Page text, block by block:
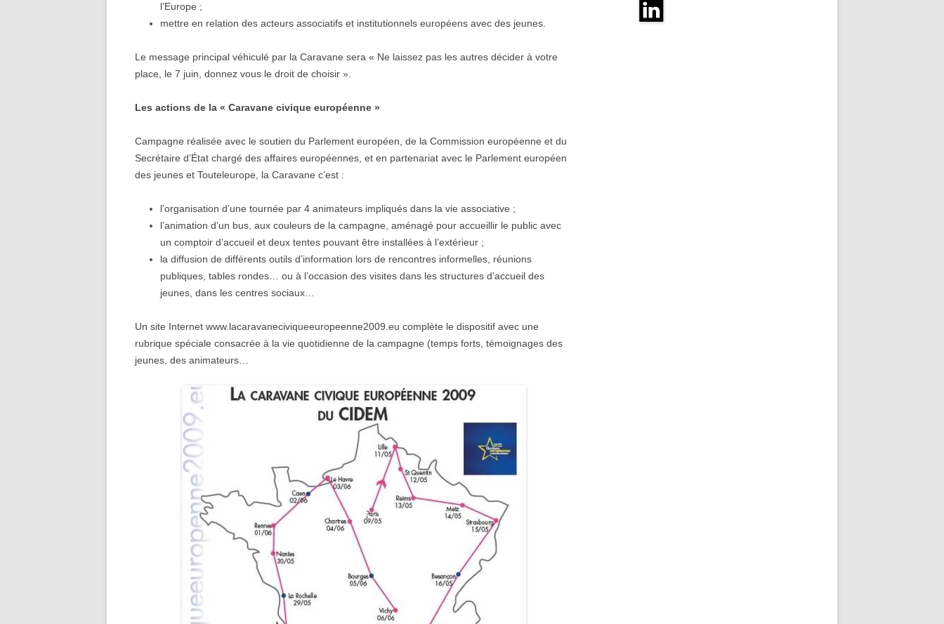
l’Europe ;
mettre en relation des acteurs associatifs et institutionnels européens avec des jeunes.
Le message principal véhiculé par la Caravane sera « Ne laissez pas les autres décider à votre
place, le 7 juin, donnez vous le droit de choisir ».
Les actions de la « Caravane civique européenne »
Campagne réalisée avec le soutien du Parlement européen, de la Commission européenne et du
Secrétaire d’État chargé des affaires européennes, et en partenariat avec le Parlement européen
des jeunes et Touteleurope, la Caravane c’est :
l’organisation d’une tournée par 4 animateurs impliqués dans la vie associative ;
l’animation d’un bus, aux couleurs de la campagne, aménagé pour accueillir le public avec
un comptoir d’accueil et deux tentes pouvant être installées à l’extérieur ;
la diffusion de différents outils d’information lors de rencontres informelles, réunions
publiques, tables rondes… ou à l’occasion des visites dans les structures d’accueil des
jeunes, dans les centres sociaux…
Un site Internet www.lacaravaneciviqueeuropeenne2009.eu complète le dispositif avec une
rubrique spéciale consacrée à la vie quotidienne de la campagne (temps forts, témoignages des
jeunes, des animateurs…